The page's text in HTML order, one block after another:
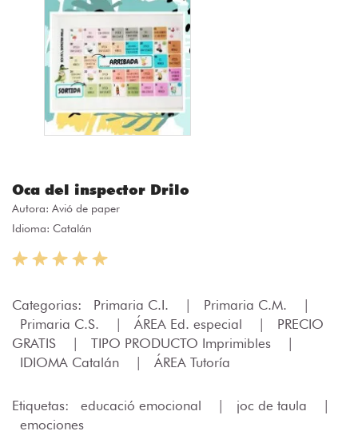
Oca del inspector Drilo
Autora: Avió de paper
Idioma: Catalán
Categorias: Primaria C.I. | Primaria C.M.
|
Primaria C.S.
| ÁREA Ed. especial |
PRECIO
GRATIS
| TIPO PRODUCTO Imprimibles
|
IDIOMA Catalán
| ÁREA Tutoría
Etiquetas: educació emocional | joc de taula
|
emociones